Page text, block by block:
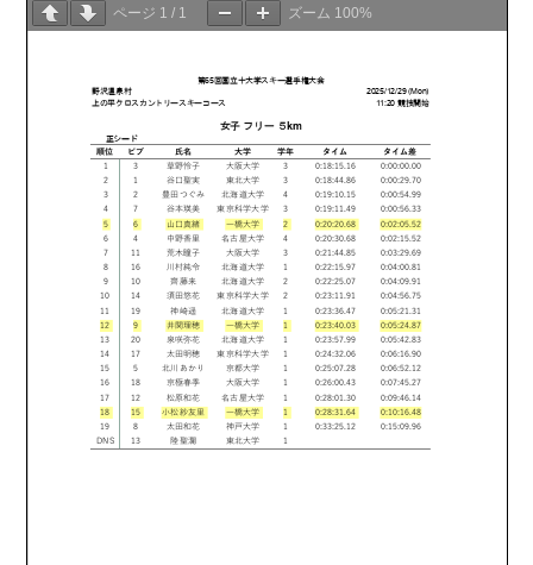
ページ 1 / 1 ズーム 100%